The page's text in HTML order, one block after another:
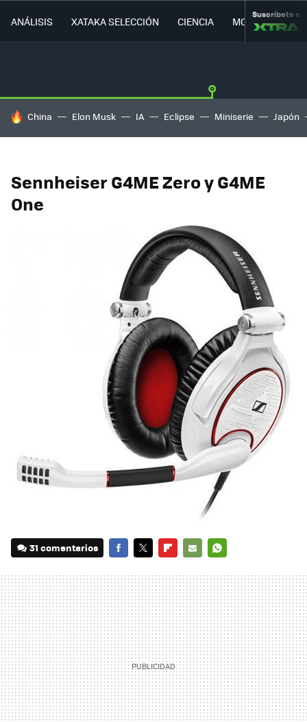
ANÁLISIS XATAKA SELECCIÓN CIENCIA MOVILIDAD
Suscríbete a
HOY SE HABLA DE
China Elon Musk IA Eclipse Miniserie Japón
Sennheiser G4ME Zero y G4ME
One
31 comentarios
MAIL